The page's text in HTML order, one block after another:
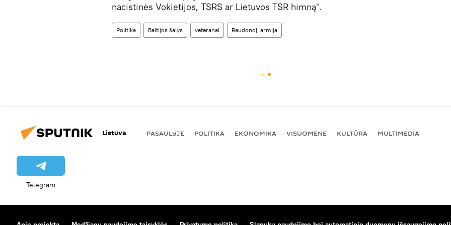
nacistinės Vokietijos, TSRS ar Lietuvos TSR himną".
Politika Baltijos šalys veteranai Raudonoji armija
Lietuva PASAULYJE POLITIKA EKONOMIKA VISUOMENĖ KULTŪRA MULTIMEDIA
Telegram